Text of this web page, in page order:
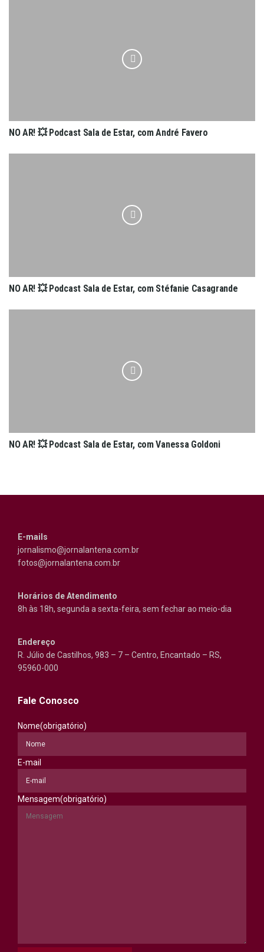
NO AR! 💥 Podcast Sala de Estar, com André Favero
NO AR! 💥 Podcast Sala de Estar, com Stéfanie Casagrande
NO AR! 💥 Podcast Sala de Estar, com Vanessa Goldoni
E-mails
jornalismo@jornalantena.com.br
fotos@jornalantena.com.br
Horários de Atendimento
8h às 18h, segunda a sexta-feira, sem fechar ao meio-dia
Endereço
R. Júlio de Castilhos, 983 – 7 – Centro, Encantado – RS,
95960-000
Fale Conosco
Nome(obrigatório)
E-mail
Mensagem(obrigatório)